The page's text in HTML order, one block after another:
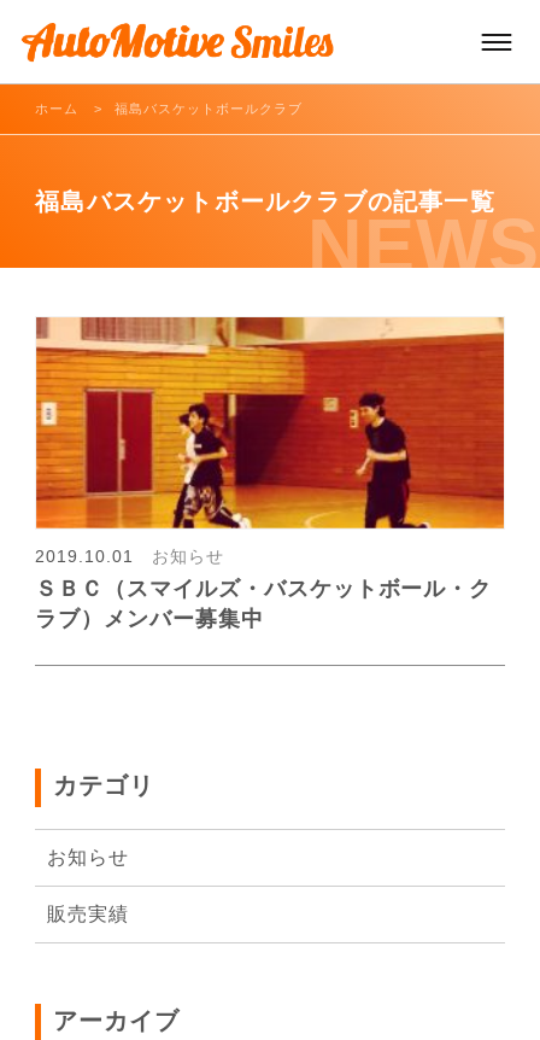
車両買取/レンタカー
車両サービス
お知らせ
ホーム 福島バスケットボールクラブ
福島バスケットボールクラブの記事一覧
NEWS
2019.10.01 お知らせ
ＳＢＣ（スマイルズ・バスケットボール・ク
ラブ）メンバー募集中
カテゴリ
お知らせ
販売実績
アーカイブ